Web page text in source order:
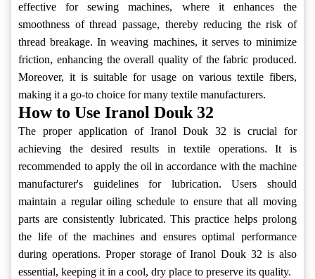
effective for sewing machines, where it enhances the
smoothness of thread passage, thereby reducing the risk of
thread breakage. In weaving machines, it serves to minimize
friction, enhancing the overall quality of the fabric produced.
Moreover, it is suitable for usage on various textile fibers,
making it a go-to choice for many textile manufacturers.
How to Use Iranol Douk 32
The proper application of Iranol Douk 32 is crucial for
achieving the desired results in textile operations. It is
recommended to apply the oil in accordance with the machine
manufacturer's guidelines for lubrication. Users should
maintain a regular oiling schedule to ensure that all moving
parts are consistently lubricated. This practice helps prolong
the life of the machines and ensures optimal performance
during operations. Proper storage of Iranol Douk 32 is also
essential, keeping it in a cool, dry place to preserve its quality.